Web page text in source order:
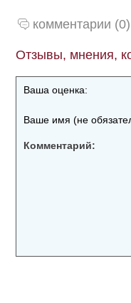
комментарии (0)
Отзывы, мнения,
Ваша оценка:
Ваше имя (не
Комментарий: